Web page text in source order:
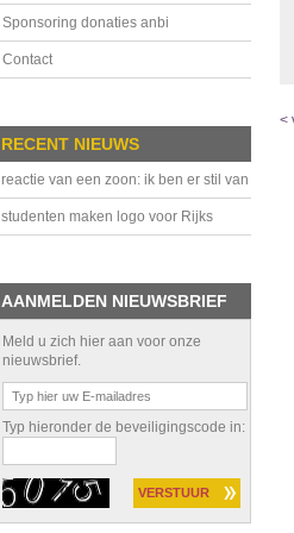
Sponsoring donaties anbi
Contact
RECENT NIEUWS
reactie van een zoon: ik ben er stil van
studenten maken logo voor Rijks
AANMELDEN NIEUWSBRIEF
Meld u zich hier aan voor onze
nieuwsbrief.
Typ hieronder de beveiligingscode in:
<